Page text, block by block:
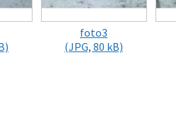
foto3
(JPG, 80 kB)